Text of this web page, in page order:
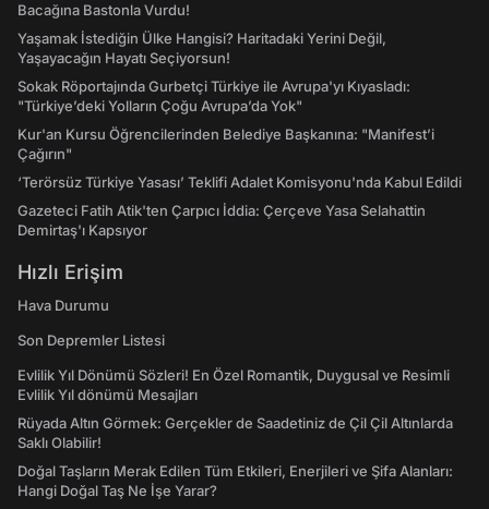
Bacağına Bastonla Vurdu!
Yaşamak İstediğin Ülke Hangisi? Haritadaki Yerini Değil,
Yaşayacağın Hayatı Seçiyorsun!
Sokak Röportajında Gurbetçi Türkiye ile Avrupa'yı Kıyasladı:
"Türkiye’deki Yolların Çoğu Avrupa’da Yok"
Kur'an Kursu Öğrencilerinden Belediye Başkanına: "Manifest’i
Çağırın"
‘Terörsüz Türkiye Yasası’ Teklifi Adalet Komisyonu'nda Kabul Edildi
Gazeteci Fatih Atik'ten Çarpıcı İddia: Çerçeve Yasa Selahattin
Demirtaş'ı Kapsıyor
Hızlı Erişim
Hava Durumu
Son Depremler Listesi
Evlilik Yıl Dönümü Sözleri! En Özel Romantik, Duygusal ve Resimli
Evlilik Yıl dönümü Mesajları
Rüyada Altın Görmek: Gerçekler de Saadetiniz de Çil Çil Altınlarda
Saklı Olabilir!
Doğal Taşların Merak Edilen Tüm Etkileri, Enerjileri ve Şifa Alanları:
Hangi Doğal Taş Ne İşe Yarar?